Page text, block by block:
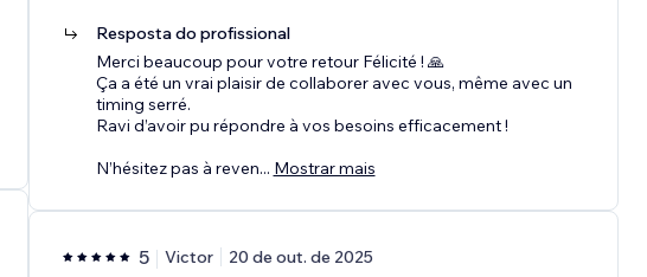
Resposta do profissional
Merci beaucoup pour votre retour Félicité ! 🙏
Ça a été un vrai plaisir de collaborer avec vous, même avec un
timing serré.
Ravi d’avoir pu répondre à vos besoins efficacement !
N’hésitez pas à reven... Mostrar mais
5 Victor 20 de out. de 2025